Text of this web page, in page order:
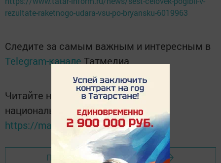
rezultate-raketnogo-udara-vsu-po-bryansku-6019963
Следите за самым важным и интересным в
Telegram-канале Татмедиа
Читайте новости Татарстана в
национальном мессенджере MАХ:
https://max.ru/tatmedia
Перейти на страницу новости